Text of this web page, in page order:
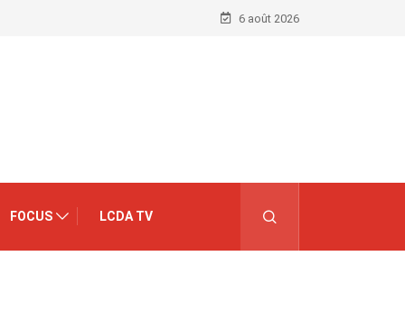
6 août 2026
FOCUS LCDA TV